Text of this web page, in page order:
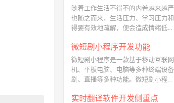
随着工作生活不得不的内卷越来越
也随之而来，生活压力、学习压力
得要有效地疏解，便会造成情绪低...
微短剧小程序开发功能
微短剧小程序是一款基于移动互联
机、平板电脑、电脑等多种终端设
剧、直播等多种功能。微短剧小程...
实时翻译软件开发侧重点